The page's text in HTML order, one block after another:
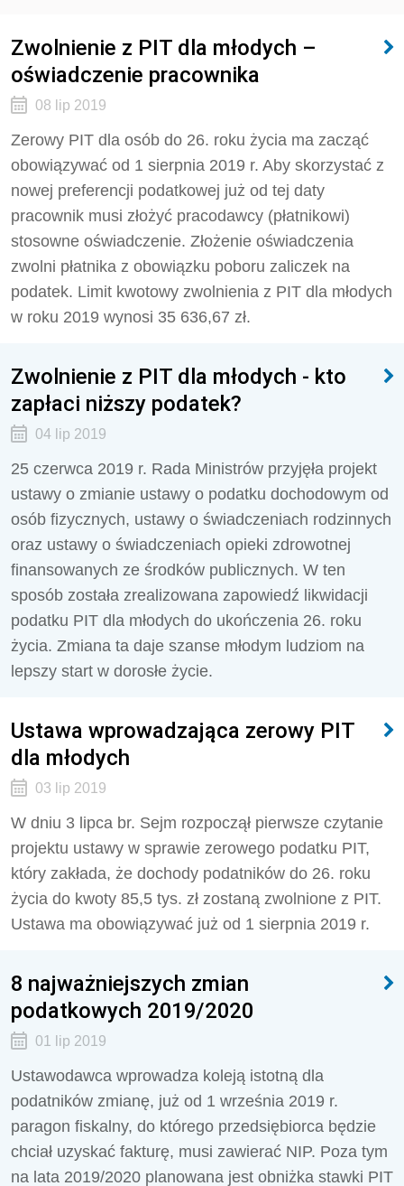
Zwolnienie z PIT dla młodych –
oświadczenie pracownika
08 lip 2019
Zerowy PIT dla osób do 26. roku życia ma zacząć
obowiązywać od 1 sierpnia 2019 r. Aby skorzystać z
nowej preferencji podatkowej już od tej daty
pracownik musi złożyć pracodawcy (płatnikowi)
stosowne oświadczenie. Złożenie oświadczenia
zwolni płatnika z obowiązku poboru zaliczek na
podatek. Limit kwotowy zwolnienia z PIT dla młodych
w roku 2019 wynosi 35 636,67 zł.
Zwolnienie z PIT dla młodych - kto
zapłaci niższy podatek?
04 lip 2019
25 czerwca 2019 r. Rada Ministrów przyjęła projekt
ustawy o zmianie ustawy o podatku dochodowym od
osób fizycznych, ustawy o świadczeniach rodzinnych
oraz ustawy o świadczeniach opieki zdrowotnej
finansowanych ze środków publicznych. W ten
sposób została zrealizowana zapowiedź likwidacji
podatku PIT dla młodych do ukończenia 26. roku
życia. Zmiana ta daje szanse młodym ludziom na
lepszy start w dorosłe życie.
Ustawa wprowadzająca zerowy PIT
dla młodych
03 lip 2019
W dniu 3 lipca br. Sejm rozpoczął pierwsze czytanie
projektu ustawy w sprawie zerowego podatku PIT,
który zakłada, że dochody podatników do 26. roku
życia do kwoty 85,5 tys. zł zostaną zwolnione z PIT.
Ustawa ma obowiązywać już od 1 sierpnia 2019 r.
8 najważniejszych zmian
podatkowych 2019/2020
01 lip 2019
Ustawodawca wprowadza koleją istotną dla
podatników zmianę, już od 1 września 2019 r.
paragon fiskalny, do którego przedsiębiorca będzie
chciał uzyskać fakturę, musi zawierać NIP. Poza tym
na lata 2019/2020 planowana jest obniżka stawki PIT